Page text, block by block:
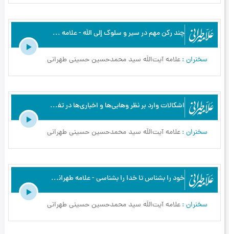
چند ركن مهم در سیر و سلوك إلى اللَه - علامه طهرانی - آیین رستگاری - ج5
سخنران علامه آیت‌اللَه سید محمدحسین حسینی طهرانی
اشكالات وارد بر نظر وهابى‌‏ها و اخبارى‌‏ها در تفسیر آیه نور - علامه طهرانی - تفسیر آیه نور - ج1
سخنران علامه آیت‌اللَه سید محمدحسین حسینی طهرانی
خود را بشناس تا خدا را بشناسى - علامه طهرانی - تفسیر آیه نور - ج8
سخنران علامه آیت‌اللَه سید محمدحسین حسینی طهرانی